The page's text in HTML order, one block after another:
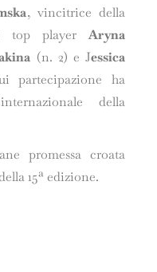
, vincitrice della
top playerAryna
(n. 2) e Jessica
ha
della
promessa croata
15ª edizione.